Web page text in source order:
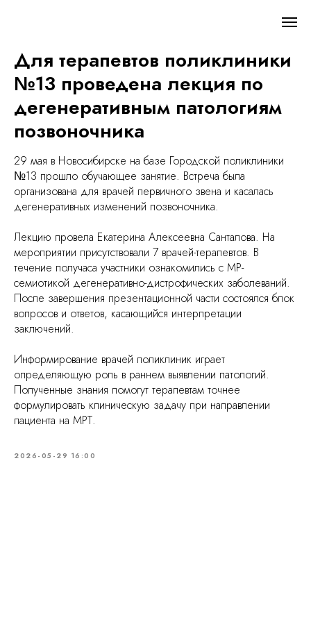
Для терапевтов поликлиники
№13 проведена лекция по
дегенеративным патологиям
позвоночника
29 мая в Новосибирске на базе Городской поликлиники
№13 прошло обучающее занятие. Встреча была
организована для врачей первичного звена и касалась
дегенеративных изменений позвоночника.
Лекцию провела Екатерина Алексеевна Санталова. На
мероприятии присутствовали 7 врачей-терапевтов. В
течение получаса участники ознакомились с МР-
семиотикой дегенеративно-дистрофических заболеваний.
После завершения презентационной части состоялся блок
вопросов и ответов, касающийся интерпретации
заключений.
Информирование врачей поликлиник играет
определяющую роль в раннем выявлении патологий.
Полученные знания помогут терапевтам точнее
формулировать клиническую задачу при направлении
пациента на МРТ.
2026-05-29 16:00